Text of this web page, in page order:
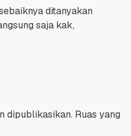
ditanyakan
saja kak,
dipublikasikan. Ruas yang